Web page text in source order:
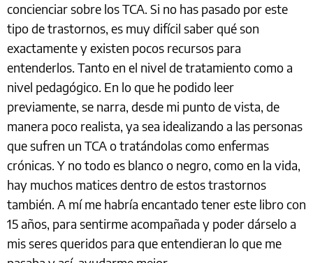
concienciar sobre los TCA. Si no has pasado por este
tipo de trastornos, es muy difícil saber qué son
exactamente y existen pocos recursos para
entenderlos. Tanto en el nivel de tratamiento como a
nivel pedagógico. En lo que he podido leer
previamente, se narra, desde mi punto de vista, de
manera poco realista, ya sea idealizando a las personas
que sufren un TCA o tratándolas como enfermas
crónicas. Y no todo es blanco o negro, como en la vida,
hay muchos matices dentro de estos trastornos
también. A mí me habría encantado tener este libro con
15 años, para sentirme acompañada y poder dárselo a
mis seres queridos para que entendieran lo que me